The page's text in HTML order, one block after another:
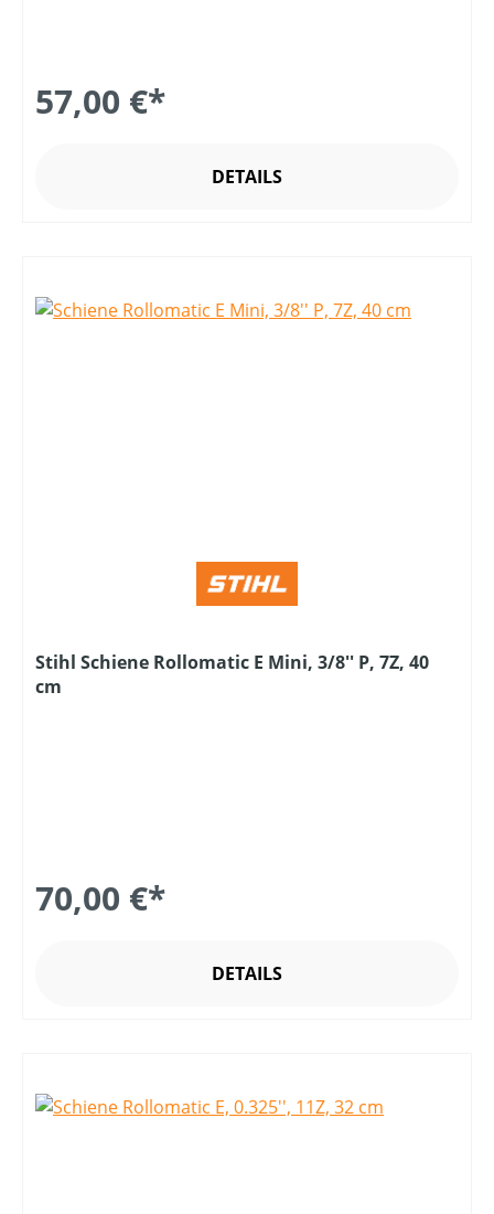
57,00 €*
DETAILS
Stihl Schiene Rollomatic E Mini, 3/8'' P, 7Z, 40
cm
70,00 €*
DETAILS